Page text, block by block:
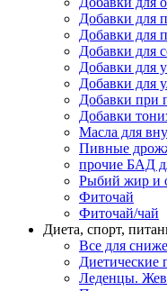
Добавки для
Добавки для
Добавки для
Добавки для
Добавки для
Добавки при
Добавки
Масла для
Пивные
прочие БАД
Рыбий жир и
Фиточай
Фиточай/чай
Диета, спорт,
Все для
Диетические
Леденцы.